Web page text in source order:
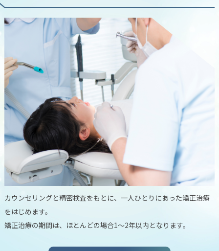
カウンセリングと精密検査をもとに、一人ひとりにあった矯正治療
をはじめます。
矯正治療の期間は、ほとんどの場合1～2年以内となります。